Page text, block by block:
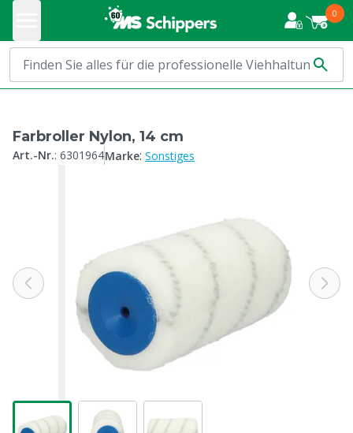
0
Farbroller Nylon, 14 cm
Art.-Nr.: 6301964Marke: Sonstiges